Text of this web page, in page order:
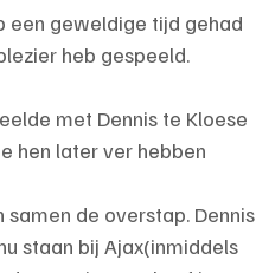
een geweldige tijd gehad
heb gespeeld.
met Dennis te Kloese
hen later ver hebben
de overstap. Dennis
staan bij Ajax(inmiddels